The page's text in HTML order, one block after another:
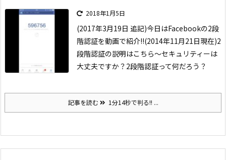
2018年1月5日
(2017年3月19日 追記)今日はFacebookの2段
階認証を動画で紹介!!(2014年11月21日現在)2
段階認証の説明はこちら〜セキュリティーは
大丈夫ですか？2段階認証って何だろう？
記事を読む 1分14秒で判る!! ...